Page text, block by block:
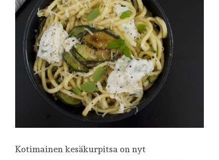
Kotimainen kesäkurpitsa on nyt